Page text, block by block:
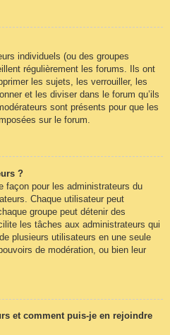
individuels (ou des groupes
régulièrement les forums. Ils ont
les sujets, les verrouiller, les
et les diviser dans le forum qu’ils
sont présents pour que les
sur le forum.
?
façon pour les administrateurs du
Chaque utilisateur peut
groupe peut détenir des
les tâches aux administrateurs qui
plusieurs utilisateurs en une seule
de modération, ou bien leur
et comment puis-je en rejoindre